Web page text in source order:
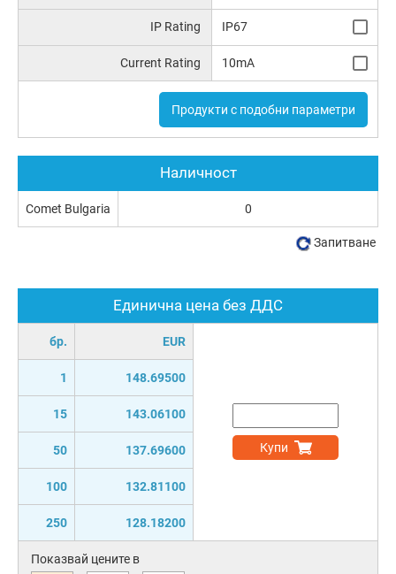
IP Rating IP67
Current Rating 10mA
Продукти с подобни параметри
Единична цена без ДДС
бр. EUR
1 148.69500
15 143.06100
50 137.69600
100 132.81100
250 128.18200
Купи
Показвай цените в
Наличност
Comet Bulgaria 0
Запитване